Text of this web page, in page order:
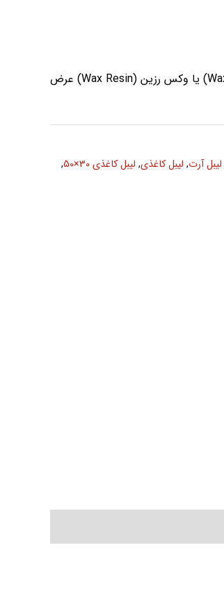
ریبون مورد نیاز جهت چاپ بر روی این لیبل، ریبون وکس (Wax) یا وکس رزین (Wax Resin) عرض
لیبل آرت, لیبل کاغذی, لیبل کاغذی 30×50
,